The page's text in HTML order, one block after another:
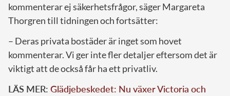
kommenterar ej säkerhetsfrågor, säger Margareta
Thorgren till tidningen och fortsätter:
– Deras privata bostäder är inget som hovet
kommenterar. Vi ger inte fler detaljer eftersom det är
viktigt att de också får ha ett privatliv.
LÄS MER: Glädjebeskedet: Nu växer Victoria och